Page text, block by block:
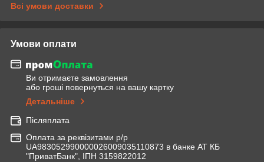
Всі умови доставки
Умови оплати
Ви отримаєте замовлення
або гроші повернуться на вашу картку
Детальніше
Післяплата
Оплата за реквізитами р/р
UA983052990000026009035110873 в банке АТ КБ
"ПриватБанк", ІПН 3159822012